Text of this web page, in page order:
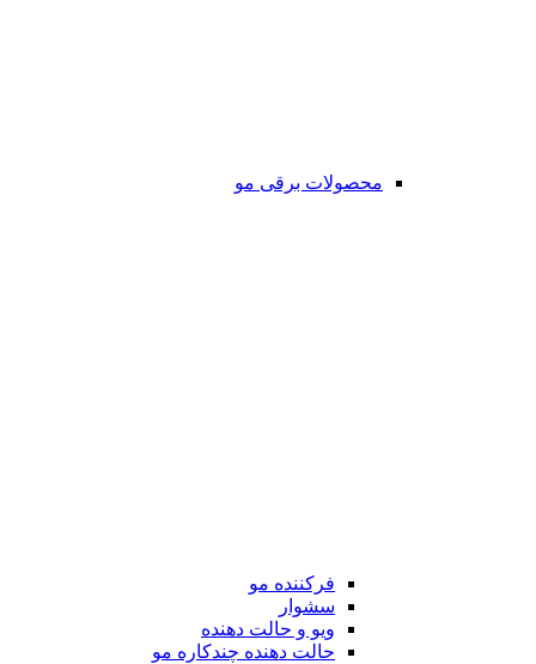
محصولات برقی مو
فرکننده مو
سشوار
ویو و حالت دهنده
حالت دهنده چندکاره مو